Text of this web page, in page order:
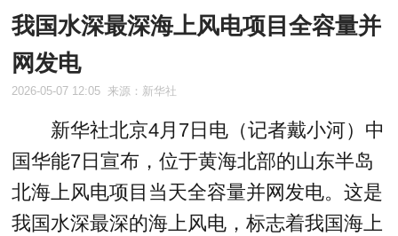
我国水深最深海上风电项目全容量并
网发电
2026-05-07 12:05 来源：新华社
新华社北京4月7日电（记者戴小河）中
国华能7日宣布，位于黄海北部的山东半岛
北海上风电项目当天全容量并网发电。这是
我国水深最深的海上风电，标志着我国海上